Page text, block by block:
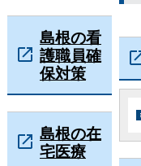
島根の看
護職員確
保対策
島根の在
宅医療